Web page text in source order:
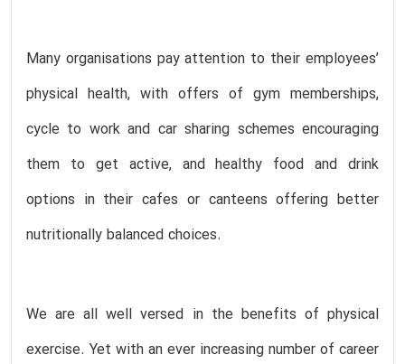
Many organisations pay attention to their employees’
physical health, with offers of gym memberships,
cycle to work and car sharing schemes encouraging
them to get active, and healthy food and drink
options in their cafes or canteens offering better
nutritionally balanced choices.
We are all well versed in the benefits of physical
exercise. Yet with an ever increasing number of career